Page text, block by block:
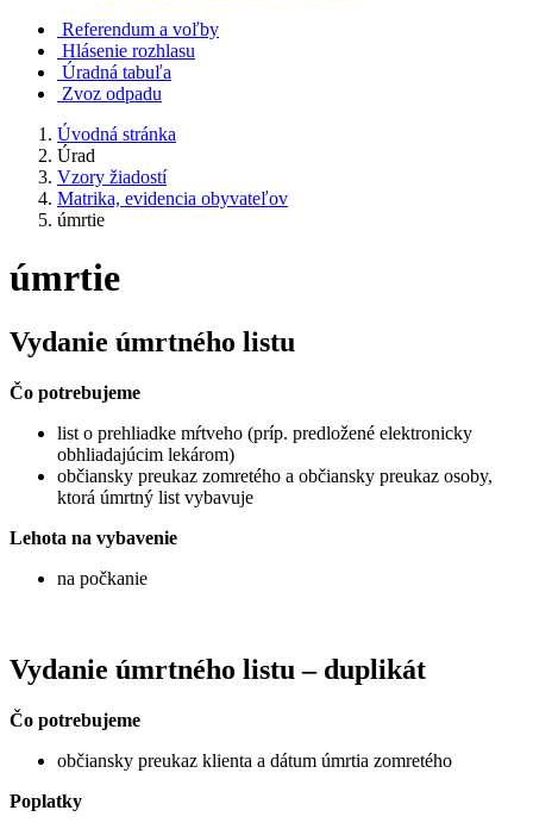
Referendum a voľby
Hlásenie rozhlasu
Úradná tabuľa
Zvoz odpadu
Úvodná stránka
Úrad
Vzory žiadostí
Matrika, evidencia obyvateľov
úmrtie
úmrtie
Vydanie úmrtného listu
Čo potrebujeme
list o prehliadke mŕtveho (príp. predložené elektronicky
obhliadajúcim lekárom)
občiansky preukaz zomretého a občiansky preukaz osoby,
ktorá úmrtný list vybavuje
Lehota na vybavenie
na počkanie
Vydanie úmrtného listu – duplikát
Čo potrebujeme
občiansky preukaz klienta a dátum úmrtia zomretého
Poplatky